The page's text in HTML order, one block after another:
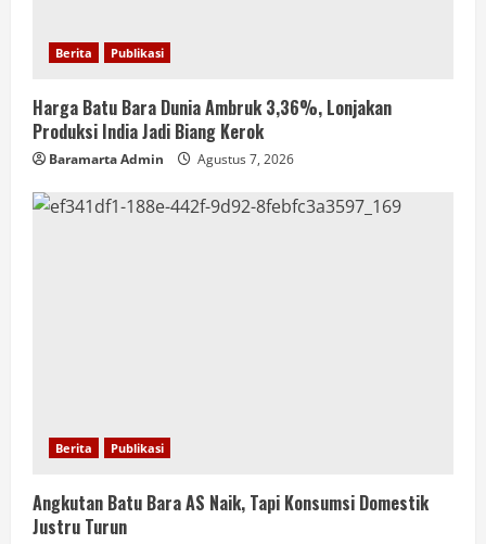
Berita Publikasi
Harga Batu Bara Dunia Ambruk 3,36%, Lonjakan
Produksi India Jadi Biang Kerok
Baramarta Admin Agustus 7, 2026
Berita Publikasi
Angkutan Batu Bara AS Naik, Tapi Konsumsi Domestik
Justru Turun